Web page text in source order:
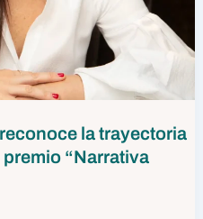
la trayectoria
“Narrativa